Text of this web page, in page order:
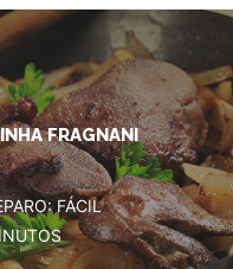
FRAGNANI
FÁCIL